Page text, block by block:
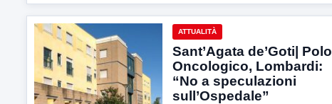
ATTUALITÀ
Sant’Agata de’Goti| Polo
Oncologico, Lombardi:
“No a speculazioni
sull’Ospedale”